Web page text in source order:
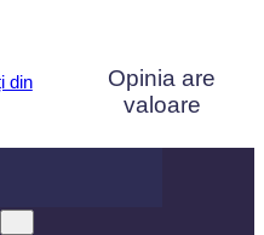
Opinia are
valoare